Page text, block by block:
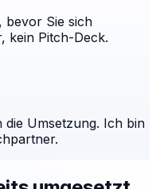
bevor Sie sich
kein Pitch-Deck.
die Umsetzung. Ich bin